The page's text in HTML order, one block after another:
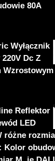
80A
Wyłącznik
Dc Z
Wzrostowym
Reflektor
LED
różne
Kolor